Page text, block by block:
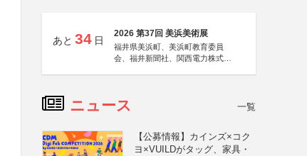
あと 34 日
2026 第37回 美浜美術展
福井県美浜町、美浜町教育委員
会、福井新聞社、関西電力株式会
ニュース 一覧
【公募情報】カインズ×コク
ヨ×VUILDがタッグ、家具・